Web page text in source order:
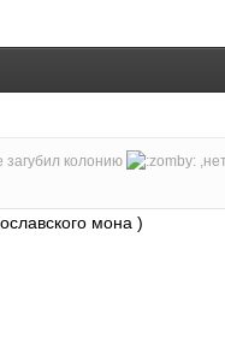
загубил колонию
мона )